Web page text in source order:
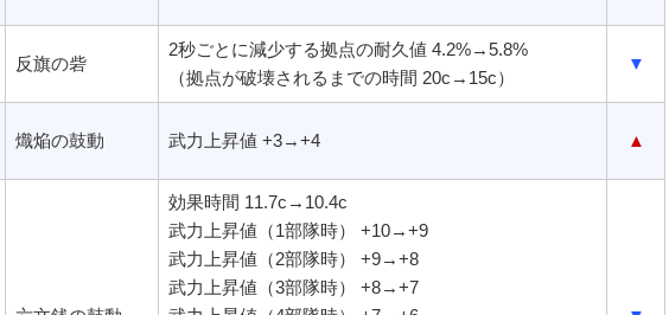
反旗の砦
2秒ごとに減少する拠点の耐久値 4.2%→5.8%
（拠点が破壊されるまでの時間 20c→15c）
▼
熾焔の鼓動 武力上昇値 +3→+4 ▲
効果時間 11.7c→10.4c
武力上昇値（1部隊時） +10→+9
武力上昇値（2部隊時） +9→+8
武力上昇値（3部隊時） +8→+7